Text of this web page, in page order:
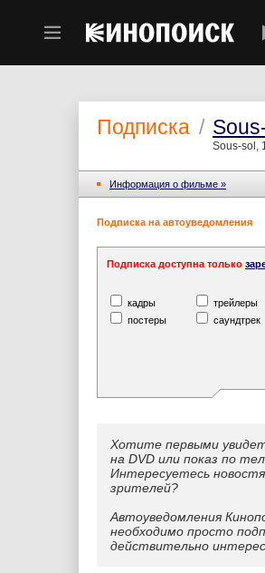
Подписка /
Sous-sol,
Информация o фильме »
Подписка на автоуведомления
Подписка доступна только
кадры трейлеры
постеры
саундтрек
Хотите первыми
на DVD или показ по
Интересуетесь
зрителей?
Автоуведомления
необходимо просто
действительно